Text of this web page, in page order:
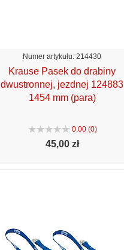
Numer artykułu: 214430
Krause Pasek do drabiny
dwustronnej, jezdnej 124883
1454 mm (para)
0,00 (0)
45,00 zł